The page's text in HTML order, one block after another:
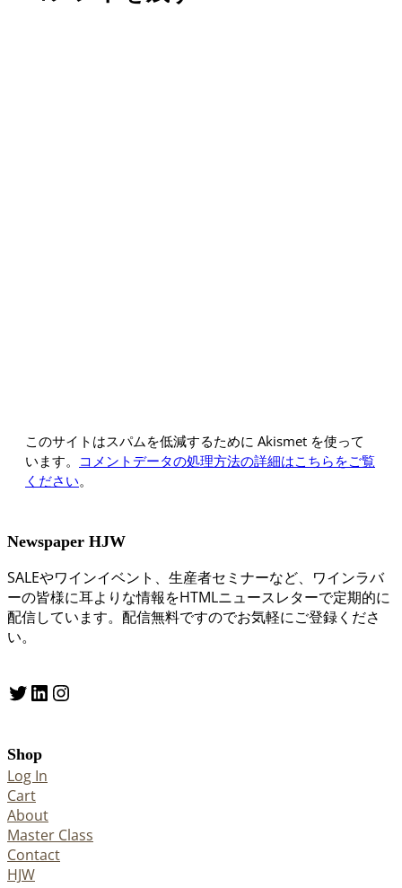
このサイトはスパムを低減するために Akismet を使って
います。 コメントデータの処理方法の詳細はこちらをご覧
ください。
Newspaper HJW
SALEやワインイベント、生産者セミナーなど、ワインラバ
ーの皆様に耳よりな情報をHTMLニュースレターで定期的に
配信しています。配信無料ですのでお気軽にご登録くださ
い。
Twitter LinkedIn Instagram
Shop
Log In
Cart
About
Master Class
Contact
HJW